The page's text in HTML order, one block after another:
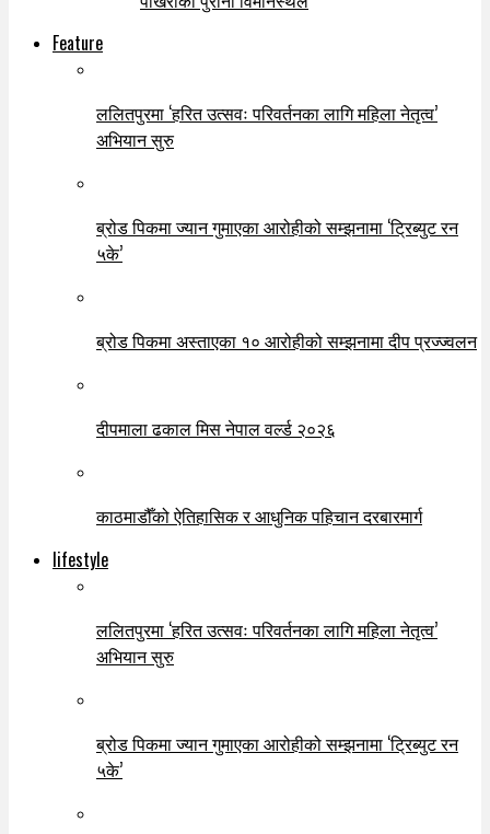
Feature
ललितपुरमा ‘हरित उत्सवः परिवर्तनका लागि महिला नेतृत्व’
अभियान सुरु
ब्रोड पिकमा ज्यान गुमाएका आरोहीको सम्झनामा ‘ट्रिब्युट रन
५के’
ब्रोड पिकमा अस्ताएका १० आरोहीको सम्झनामा दीप प्रज्ज्वलन
दीपमाला ढकाल मिस नेपाल वर्ल्ड २०२६
काठमाडौँको ऐतिहासिक र आधुनिक पहिचान दरबारमार्ग
lifestyle
ललितपुरमा ‘हरित उत्सवः परिवर्तनका लागि महिला नेतृत्व’
अभियान सुरु
ब्रोड पिकमा ज्यान गुमाएका आरोहीको सम्झनामा ‘ट्रिब्युट रन
५के’